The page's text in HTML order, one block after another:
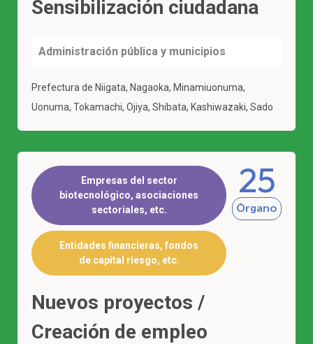
Sensibilización ciudadana
Administración pública y municipios
Prefectura de Niigata, Nagaoka, Minamiuonuma,
Uonuma, Tokamachi, Ojiya, Shibata, Kashiwazaki, Sado
Empresas del sector
biotecnológico, asociaciones
sectoriales, etc.
Entidades financieras, fondos
de capital riesgo, etc.
25
Órgano
Nuevos proyectos /
Creación de empleo